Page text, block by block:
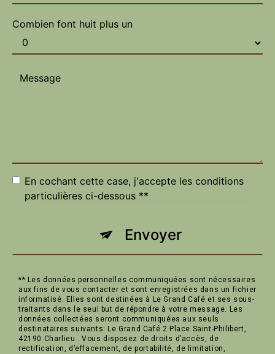
Combien font huit plus un
En cochant cette case, j'accepte les conditions
particulières ci-dessous **
Envoyer
** Les données personnelles communiquées sont nécessaires
aux fins de vous contacter et sont enregistrées dans un fichier
informatisé. Elles sont destinées à Le Grand Café et ses sous-
traitants dans le seul but de répondre à votre message. Les
données collectées seront communiquées aux seuls
destinataires suivants: Le Grand Café 2 Place Saint-Philibert,
42190 Charlieu . Vous disposez de droits d’accès, de
rectification, d’effacement, de portabilité, de limitation,